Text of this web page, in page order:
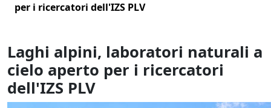
per i ricercatori dell'IZS PLV
Laghi alpini, laboratori naturali a
cielo aperto per i ricercatori
dell'IZS PLV